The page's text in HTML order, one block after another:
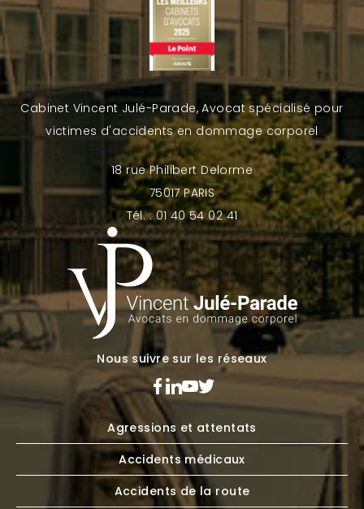
Cabinet Vincent Julé-Parade, Avocat spécialisé pour
victimes d'accidents en dommage corporel
18 rue Philibert Delorme
75017 PARIS
Tél. : 01 40 54 02 41
Nous suivre sur les réseaux
Agressions et attentats
Accidents médicaux
Accidents de la route